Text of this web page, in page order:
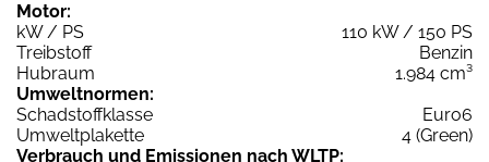
Motor:
kW / PS
110 kW / 150 PS
Treibstoff
Benzin
Hubraum
1.984 cm³
Umweltnormen:
Schadstoffklasse
Euro6
Umweltplakette
4 (Green)
Verbrauch und Emissionen nach WLTP: